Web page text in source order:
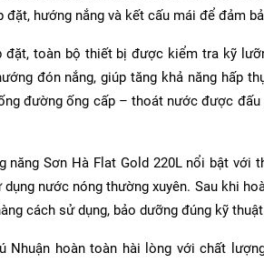
hướng nắng và kết cấu mái để đảm
đặt, toàn bộ thiết bị được kiểm tra kỹ
đón nắng, giúp tăng khả năng hấp
đường ống cấp – thoát nước được
năng Sơn Hà Flat Gold 220L nổi bật
nước nóng thường xuyên. Sau khi
cách sử dụng, bảo dưỡng đúng kỹ
Nhuận hoàn toàn hài lòng với chất